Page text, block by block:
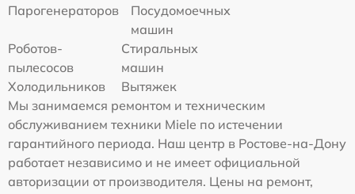
Парогенераторов
Посудомоечных
машин
Роботов-
пылесосов
Стиральных
машин
Холодильников
Вытяжек
Мы занимаемся ремонтом и техническим
обслуживанием техники Miele по истечении
гарантийного периода. Наш центр в Ростове-на-Дону
работает независимо и не имеет официальной
авторизации от производителя. Цены на ремонт,